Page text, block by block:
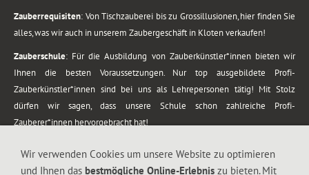
Zauberrequisiten: Von Tischzauberei bis zu Grossillusionen, hier finden Sie
alles, was wir auch in unserem Zaubergeschäft in Kloten verkaufen!
Zauberschule: Für die Ausbildung von Zauberkünstler*innen bieten wir
Ihnen die besten Voraussetzungen. Nur top ausgebildete Profi-
Zauberkünstler*innen sind bei uns als Lehrepersonen tätig! Mit Stolz
dürfen wir sagen, dass unsere Schule schon zahlreiche Profi-
Zauberer*innen hervorgebracht hat!
vom Kinderprogramm bis zur Tischzauberei. Lassen Sie sich faszinieren von
Wir verwenden Cookies um unsere Website zu optimieren
und Ihnen das bestmögliche Online-Erlebnis zu bieten. Mit